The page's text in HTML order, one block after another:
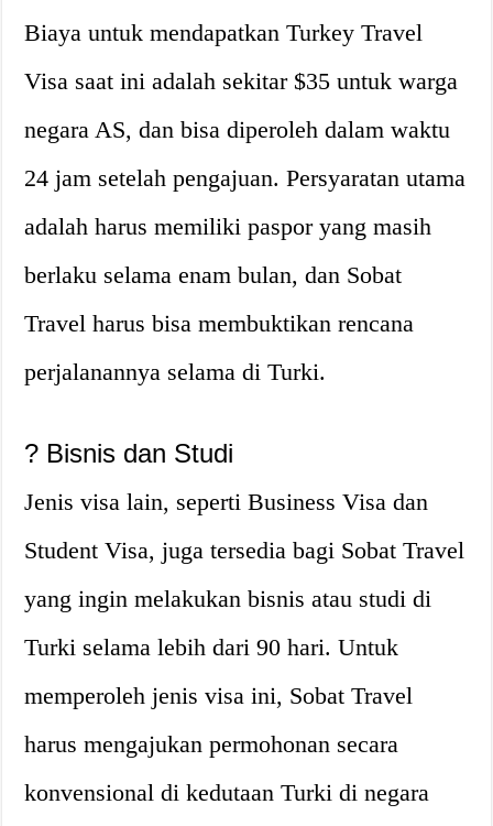
Biaya untuk mendapatkan Turkey Travel
Visa saat ini adalah sekitar $35 untuk warga
negara AS, dan bisa diperoleh dalam waktu
24 jam setelah pengajuan. Persyaratan utama
adalah harus memiliki paspor yang masih
berlaku selama enam bulan, dan Sobat
Travel harus bisa membuktikan rencana
perjalanannya selama di Turki.
? Bisnis dan Studi
Jenis visa lain, seperti Business Visa dan
Student Visa, juga tersedia bagi Sobat Travel
yang ingin melakukan bisnis atau studi di
Turki selama lebih dari 90 hari. Untuk
memperoleh jenis visa ini, Sobat Travel
harus mengajukan permohonan secara
konvensional di kedutaan Turki di negara